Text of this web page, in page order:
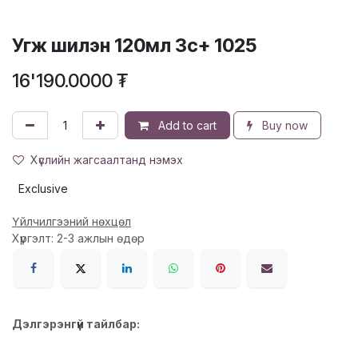
Угж шилэн 120мл 3с+ 1025
16'190.0000₮
Add to cart Buy now
Хүслийн жагсаалтанд нэмэх
Exclusive
Үйлчилгээний нөхцөл
Хүргэлт: 2-3 ажлын өдөр
Дэлгэрэнгүй тайлбар: